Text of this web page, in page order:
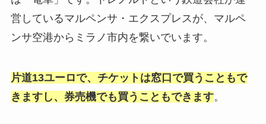
営しているマルペンサ・エクスプレスが、マルペ
ンサ空港からミラノ市内を繋いでいます。
片道13ユーロで、チケットは窓口で買うこともで
きますし、券売機でも買うこともできます。